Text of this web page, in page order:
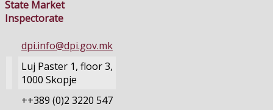
State Market
Inspectorate
dpi.info@dpi.gov.mk
Luj Paster 1, floor 3,
1000 Skopje
++389 (0)2 3220 547